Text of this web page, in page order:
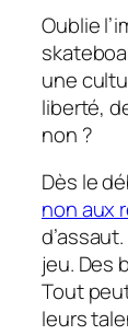
Oublie
une
liberté,
non ?
Dès le
non aux
jeu. Des
Tout
leurs